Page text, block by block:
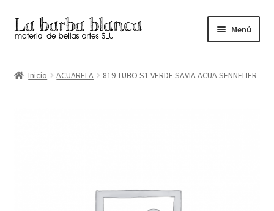
Ir
a
navegación
Ir
al
Menú
Inicio ACUARELA 819 TUBO S1 VERDE SAVIA ACUA SENNELIER